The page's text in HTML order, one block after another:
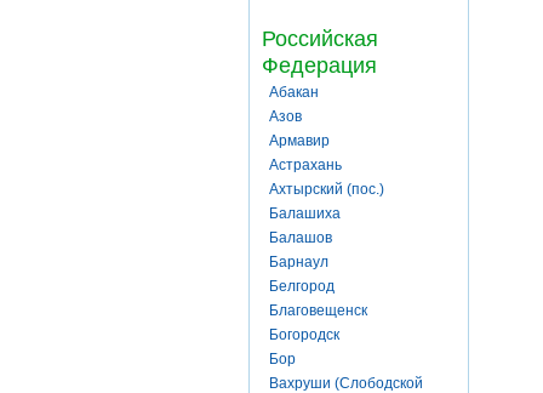
Российская
Федерация
Абакан
Азов
Армавир
Астрахань
Ахтырский (пос.)
Балашиха
Балашов
Барнаул
Белгород
Благовещенск
Богородск
Бор
Вахруши (Слободской